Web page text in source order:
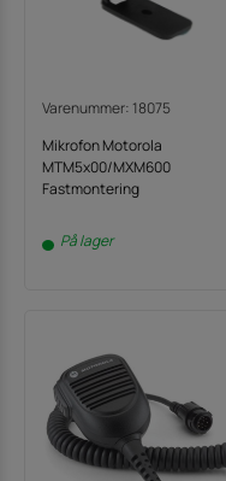
Varenummer: 18075
Mikrofon Motorola
MTM5x00/MXM600
Fastmontering
På lager